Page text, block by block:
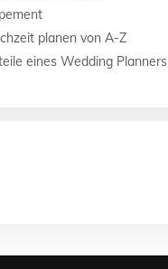
planen von A-Z
eines Wedding Planners